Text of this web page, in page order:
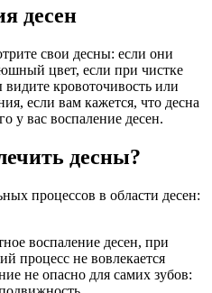
десен
свои десны: если они
цвет, если при чистке
кровоточивость или
если вам кажется, что десна
у вас воспаление десен.
десны?
процессов в области десен:
воспаление десен, при
процесс не вовлекается
не опасно для самих зубов: